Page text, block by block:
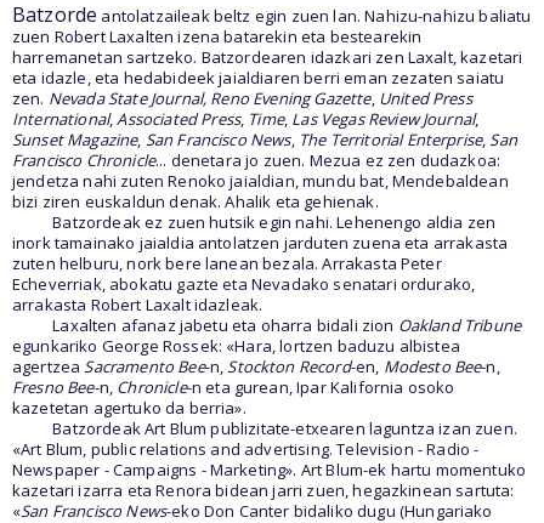
Batzorde antolatzaileak beltz egin zuen lan. Nahizu-nahizu baliatu
zuen Robert Laxalten izena batarekin eta bestearekin
harremanetan sartzeko. Batzordearen idazkari zen Laxalt, kazetari
eta idazle, eta hedabideek jaialdiaren berri eman zezaten saiatu
zen. Nevada State Journal, Reno Evening Gazette, United Press
International,Associated Press, Time, Las Vegas Review Journal,
Sunset Magazine, San Francisco News, The Territorial Enterprise,San
Francisco Chronicle... denetara jo zuen. Mezua ez zen dudazkoa:
jendetza nahi zuten Renoko jaialdian, mundu bat, Mendebaldean
bizi ziren euskaldun denak. Ahalik eta gehienak.
Batzordeak ez zuen hutsik egin nahi. Lehenengo aldia zen
inork tamainako jaialdia antolatzen jarduten zuena eta arrakasta
zuten helburu, nork bere lanean bezala. Arrakasta Peter
Echeverriak, abokatu gazte eta Nevadako senatari ordurako,
arrakasta Robert Laxalt idazleak.
Laxalten afanaz jabetu eta oharra bidali zion Oakland Tribune
egunkariko George Rossek: «Hara, lortzen baduzu albistea
agertzeaSacramento Bee-n,Stockton Record-en, Modesto Bee-n,
Fresno Bee-n, Chronicle-n eta gurean, Ipar Kalifornia osoko
kazetetan agertuko da berria».
Batzordeak Art Blum publizitate-etxearen laguntza izan zuen.
«Art Blum, public relations and advertising. Television - Radio -
Newspaper - Campaigns - Marketing». Art Blum-ek hartu momentuko
kazetari izarra eta Renora bidean jarri zuen, hegazkinean sartuta:
«San Francisco News-eko Don Canter bidaliko dugu (Hungariako